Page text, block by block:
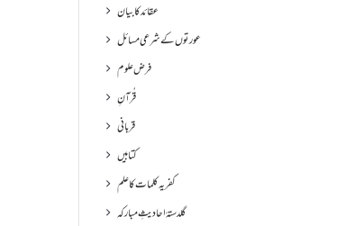
عقائد کا بیان
عورتوں کے شرعی مسائل
فرض علوم
قُرآنِ
قربانی
کتابیں
کفریہ کلمات کا علم
گلدستۂ احادیثِ مبارکہ